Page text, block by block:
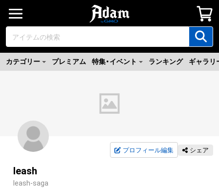
カテゴリー プレミアム 特集・イベント ランキング ギャラリ
プロフィール編集 シェア
leash
leash-saga